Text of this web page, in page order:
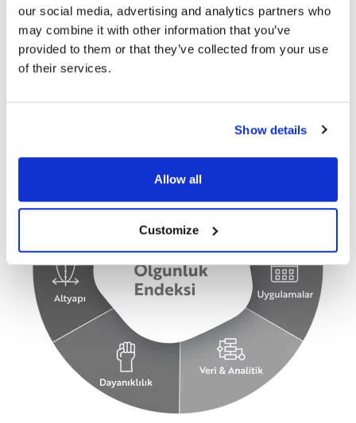
our social media, advertising and analytics partners who
may combine it with other information that you’ve
provided to them or that they’ve collected from your use
of their services.
Show details
Allow all
Customize
Altyapı